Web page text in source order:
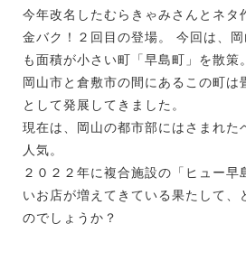
今年改名したむらきゃみさんとネタ
金バク！２回目の登場。 今回は、
も面積が小さい町「早島町」を散策。
岡山市と倉敷市の間にあるこの町は
として発展してきました。
現在は、岡山の都市部にはさまれた
人気。
２０２２年に複合施設の「ヒュー早
いお店が増えてきている果たして、
のでしょうか？